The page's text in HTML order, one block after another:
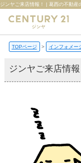
ジンヤご来店情報！ | 葛西の不動
TOPページ インフォメー
ジンヤご来店情報